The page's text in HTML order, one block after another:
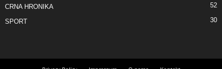
CRNA HRONIKA 52
SPORT 30